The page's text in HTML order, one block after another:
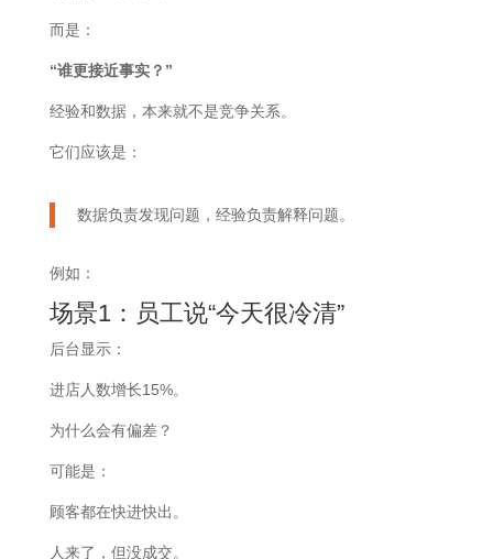
而是：
“谁更接近事实？”
经验和数据，本来就不是竞争关系。
它们应该是：
数据负责发现问题，经验负责解释问题。
例如：
场景1：员工说“今天很冷清”
后台显示：
进店人数增长15%。
为什么会有偏差？
可能是：
顾客都在快进快出。
人来了，但没成交。